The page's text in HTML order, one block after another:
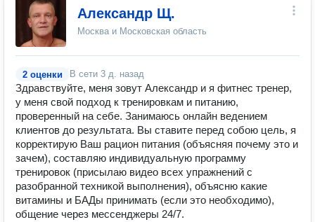
Александр Щ.
Москва и Московская область
2 оценки В сети 3 д. назад
Здравствуйте, меня зовут Александр и я фитнес тренер,
у меня свой подход к тренировкам и питанию,
проверенный на себе. Занимаюсь онлайн ведением
клиентов до результата. Вы ставите перед собою цель, я
корректирую Ваш рацион питания (объясняя почему это и
зачем), составляю индивидуальную программу
тренировок (присылаю видео всех упражнений с
разобранной техникой выполнения), объясню какие
витамины и БАДы принимать (если это необходимо),
общение через мессенджеры 24/7.